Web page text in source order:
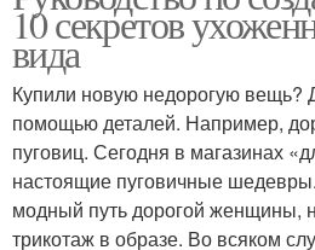
10 секретов
вида
Купили новую недорогую вещь?
помощью деталей. Например,
пуговиц. Сегодня в магазинах
настоящие пуговичные
модный путь дорогой женщины,
трикотаж в образе. Во всяком